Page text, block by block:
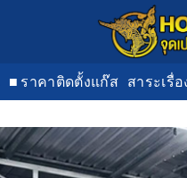
■ ราคาติดตั้งแก๊ส สาระเรื่